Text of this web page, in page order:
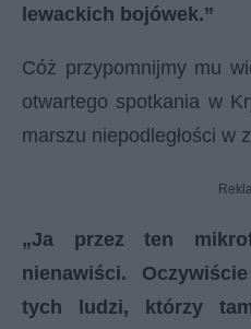
lewackich bojówek.”
Cóż przypomnijmy mu
otwartego spotkania w
marszu niepodległości w
„Ja przez ten
nienawiści.
tych ludzi, którzy